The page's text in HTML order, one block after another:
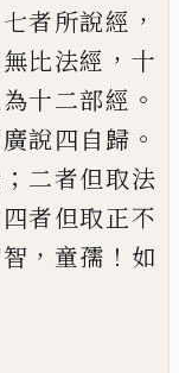
七者所說經 ，
比法經 ， 十
十二部經 。
廣說四自歸 。
； 二者但取法
四者但取正不
， 童孺 ！ 如